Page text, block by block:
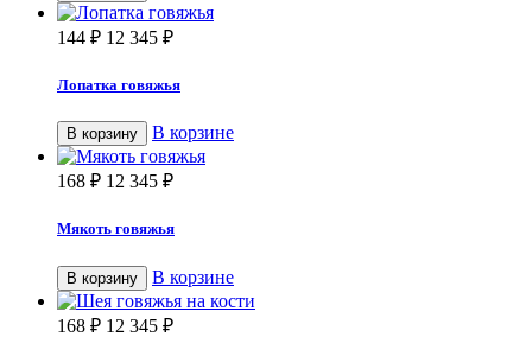
144 ₽ 12 345 ₽
Лопатка говяжья
В корзину В корзине
168 ₽ 12 345 ₽
Мякоть говяжья
В корзину В корзине
168 ₽ 12 345 ₽